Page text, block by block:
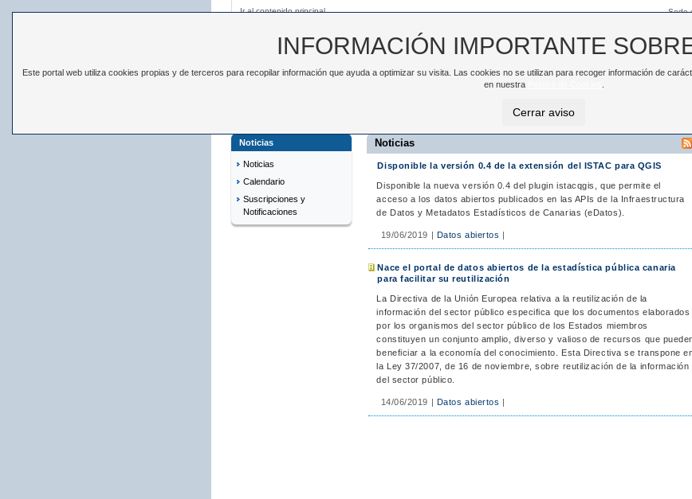
Ir al contenido principal Sede
ESTADÍSTICAS EL ISTAC NOTICIAS DATOS ABIERTOS
Noticias
Disponible la versión 0.4 de la extensión del ISTAC para QGIS
Disponible la nueva versión 0.4 del plugin istacqgis, que permite el
acceso a los datos abiertos publicados en las APIs de la Infraestructura
de Datos y Metadatos Estadísticos de Canarias (eDatos).
19/06/2019 | Datos abiertos |
Nace el portal de datos abiertos de la estadística pública canaria
para facilitar su reutilización
La Directiva de la Unión Europea relativa a la reutilización de la
información del sector público especifica que los documentos elaborados
por los organismos del sector público de los Estados miembros
constituyen un conjunto amplio, diverso y valioso de recursos que
beneficiar a la economía del conocimiento. Esta Directiva se transpone
la Ley 37/2007, de 16 de noviembre, sobre reutilización de la información
del sector público.
14/06/2019 | Datos abiertos |
Noticias
Noticias
Calendario
Suscripciones y
Notificaciones
INFORMACIÓN IMPORTANTE
Este portal web utiliza cookies propias y de terceros para recopilar información que ayuda a optimizar su visita. Las cookies no se utilizan para recoger información de
en nuestra
Cerrar aviso